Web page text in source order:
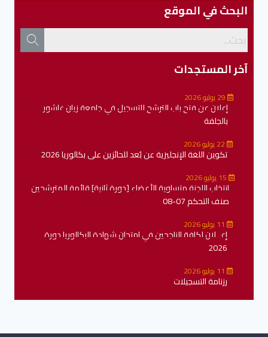
البحث في الموقع
آخر المستجدات
إعلان عن فتح باب الترشح للتسجيل في جامعة زيان عاشور
بالجلفة
تكوين اللغة الإنجليزية عن بُعد للحائزين على بكالوريا 2026
15 يوليو 2026
انتخاب اللجنة متساوية الأعضاء [دورة ثانية] قائمة المترشحين
صنف التحكم 07-08
11 يوليو 2026
إعــلان لكافة الناجحين في امتحان شهادة البكالوريا دورة
2026
رزنامة التسجيلات